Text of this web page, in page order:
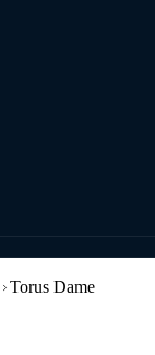
Torus Dame